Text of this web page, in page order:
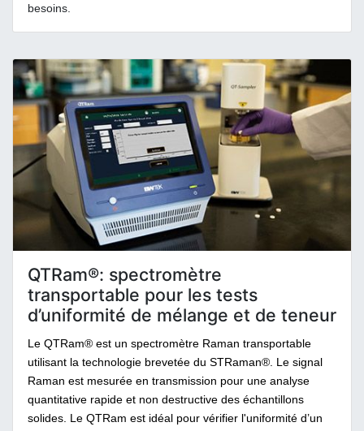
besoins.
QTRam®: spectromètre
transportable pour les tests
d’uniformité de mélange et de teneur
Le QTRam® est un spectromètre Raman transportable
utilisant la technologie brevetée du STRaman®. Le signal
Raman est mesurée en transmission pour une analyse
quantitative rapide et non destructive des échantillons
solides. Le QTRam est idéal pour vérifier l'uniformité d’un